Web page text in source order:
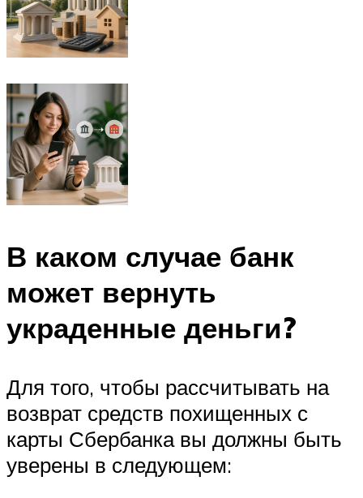
В каком случае банк
может вернуть
украденные деньги?
Для того, чтобы рассчитывать на
возврат средств похищенных с
карты Сбербанка вы должны быть
уверены в следующем: